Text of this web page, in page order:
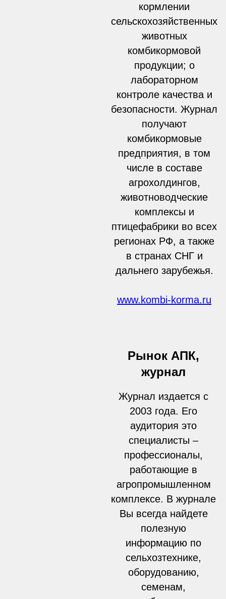
кормлении
сельскохозяйственных
животных
комбикормовой
продукции; о
лабораторном
контроле качества и
безопасности. Журнал
получают
комбикормовые
предприятия, в том
числе в составе
агрохолдингов,
животноводческие
комплексы и
птицефабрики во всех
регионах РФ, а также
в странах СНГ и
дальнего зарубежья.
www.kombi-korma.ru
Рынок АПК,
журнал
Журнал издается с
2003 года. Его
аудитория это
специалисты –
профессионалы,
работающие в
агропромышленном
комплексе. В журнале
Вы всегда найдете
полезную
информацию по
сельхозтехнике,
оборудованию,
семенам,